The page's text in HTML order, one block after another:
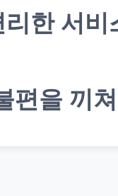
리한 서
편을 끼